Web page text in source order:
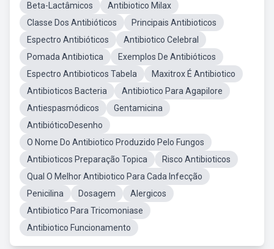
Beta-Lactâmicos
Antibiotico Milax
Classe Dos Antibióticos
Principais Antibioticos
Espectro Antibióticos
Antibiotico Celebral
Pomada Antibiotica
Exemplos De Antibióticos
Espectro Antibioticos Tabela
Maxitrox É Antibiotico
Antibioticos Bacteria
Antibiotico Para Agapilore
Antiespasmódicos
Gentamicina
AntibióticoDesenho
O Nome Do Antibiotico Produzido Pelo Fungos
Antibioticos Preparação Topica
Risco Antibioticos
Qual O Melhor Antibiotico Para Cada Infecção
Penicilina
Dosagem
Alergicos
Antibiotico Para Tricomoniase
Antibiotico Funcionamento